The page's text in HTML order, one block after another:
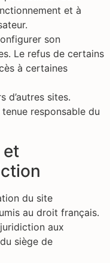
et à
son
Le refus de certains
à certaines
d’autres sites.
responsable du
et
du site
au droit français.
aux
siège de